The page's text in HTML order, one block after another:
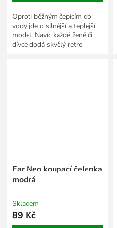
Oproti běžným čepicím do
vody jde o silnější a teplejší
model. Navíc každé ženě či
dívce dodá skvělý retro
Ear Neo koupací čelenka
modrá
Skladem
89 Kč